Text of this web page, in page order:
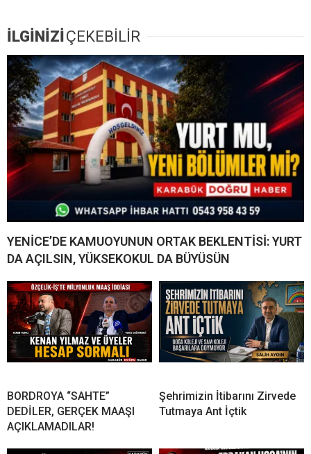
İLGİNİZİÇEKEBİLİR
YENİCE’DE KAMUOYUNUN ORTAK BEKLENTİSİ: YURT
DA AÇILSIN, YÜKSEKOKUL DA BÜYÜSÜN
BORDROYA “SAHTE”
DEDİLER, GERÇEK MAAŞI
AÇIKLAMADILAR!
Şehrimizin İtibarını Zirvede
Tutmaya Ant İçtik